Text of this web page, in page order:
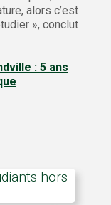
alors c’est
», conclut
: 5 ans